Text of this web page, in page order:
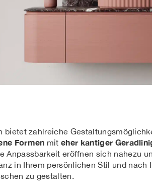
bietet zahlreiche
Formen miteher kantiger
Anpassbarkeit eröffnen sich nahezu
in Ihrem persönlichen Stil und nach
zu gestalten.